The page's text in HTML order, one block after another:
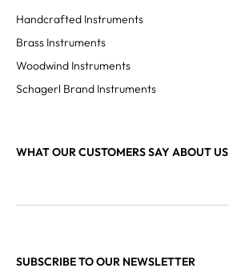
Handcrafted Instruments
Brass Instruments
Woodwind Instruments
Schagerl Brand Instruments
WHAT OUR CUSTOMERS SAY ABOUT US
SUBSCRIBE TO OUR NEWSLETTER